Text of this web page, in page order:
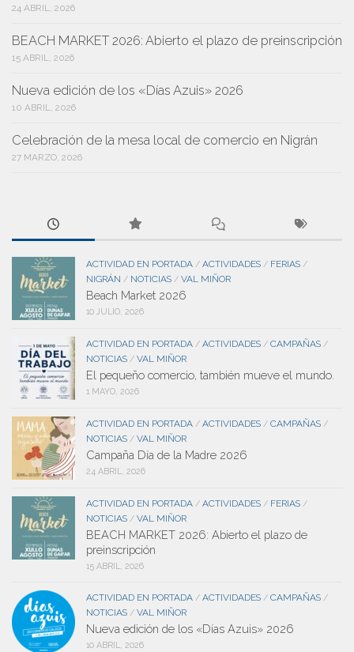
24 ABRIL, 2026
BEACH MARKET 2026: Abierto el plazo de preinscripción
15 ABRIL, 2026
Nueva edición de los «Días Azuis» 2026
10 ABRIL, 2026
Celebración de la mesa local de comercio en Nigrán
27 MARZO, 2026
ACTIVIDAD EN PORTADA / ACTIVIDADES / FERIAS /
NIGRÁN / NOTICIAS / VAL MIÑOR
Beach Market 2026
10 JULIO, 2026
ACTIVIDAD EN PORTADA / ACTIVIDADES / CAMPAÑAS /
NOTICIAS / VAL MIÑOR
El pequeño comercio, también mueve el mundo.
1 MAYO, 2026
ACTIVIDAD EN PORTADA / ACTIVIDADES / CAMPAÑAS /
NOTICIAS / VAL MIÑOR
Campaña Día de la Madre 2026
24 ABRIL, 2026
ACTIVIDAD EN PORTADA / ACTIVIDADES / FERIAS /
NOTICIAS / VAL MIÑOR
BEACH MARKET 2026: Abierto el plazo de
preinscripción
15 ABRIL, 2026
ACTIVIDAD EN PORTADA / ACTIVIDADES / CAMPAÑAS /
NOTICIAS / VAL MIÑOR
Nueva edición de los «Días Azuis» 2026
10 ABRIL, 2026